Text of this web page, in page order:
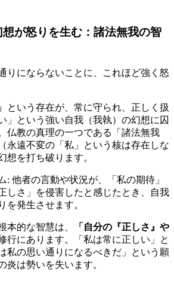
が怒りを生む：諸法無我の智
りにならないことに、これほど強く怒
という存在が、常に守られ、正しく扱
」という強い自我（我執）の幻想に囚
仏教の真理の一つである「諸法無我
永遠不変の「私」という核は存在しな
想を打ち破ります。
: 他者の言動や状況が、「私の期待」
しさ」を侵害したと感じたとき、自我
を発生させます。
本的な智慧は、
「自分の『正しさ』や
行にあります。「私は常に正しい」と
私の思い通りになるべきだ」という願
炎は勢いを失います。